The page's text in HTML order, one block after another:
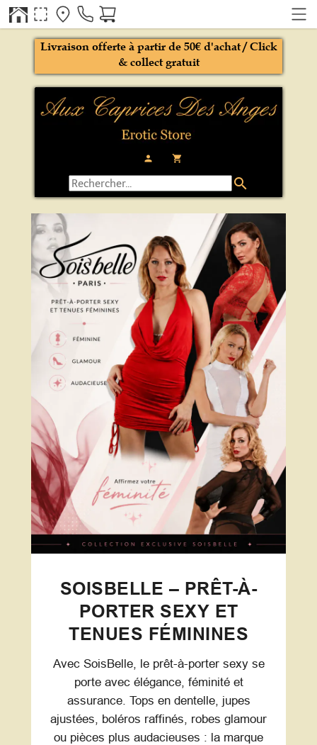
person local_grocery_store
Livraison offerte à partir de 50€ d'achat / Click
& collect gratuit
search
SOISBELLE – PRÊT-À-
PORTER SEXY ET
TENUES FÉMININES
Avec SoisBelle, le prêt-à-porter sexy se
porte avec élégance, féminité et
assurance. Tops en dentelle, jupes
ajustées, boléros raffinés, robes glamour
ou pièces plus audacieuses : la marque